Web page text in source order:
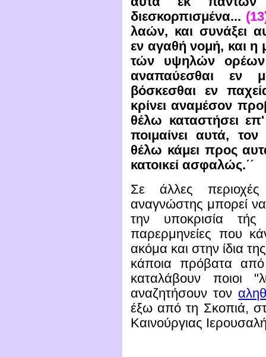
διεσκορπισμένα...
λαών, και συνάξει
εν αγαθή νομή, και η
τών υψηλών ορέων
αναπαύεσθαι εν
βόσκεσθαι εν
κρίνει αναμέσον
θέλω καταστήσει
ποιμαίνει αυτά,
θέλω κάμει προς
κατοικεί ασφαλώς.΄΄
Σε άλλες
αναγνώστης μπορεί
την υποκρισία
παρερμηνείες που
ακόμα και στην ίδια
κάποια πρόβατα
καταλάβουν ποιοι
αναζητήσουν τον
έξω από τη Σκοπιά,
Καινούργιας